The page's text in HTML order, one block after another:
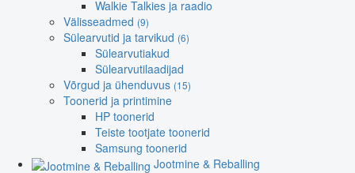
Walkie Talkies ja raadio
Välisseadmed (9)
Sülearvutid ja tarvikud (6)
Sülearvutiakud
Sülearvutilaadijad
Võrgud ja ühenduvus (15)
Toonerid ja printimine
HP toonerid
Teiste tootjate toonerid
Samsung toonerid
Jootmine & Reballing